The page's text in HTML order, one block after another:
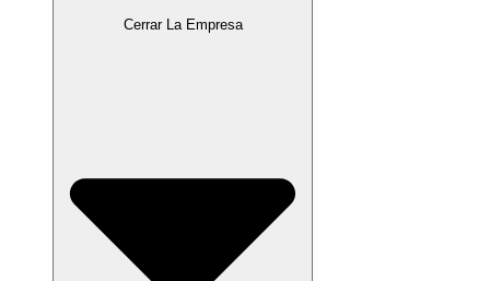
Cerrar La Empresa